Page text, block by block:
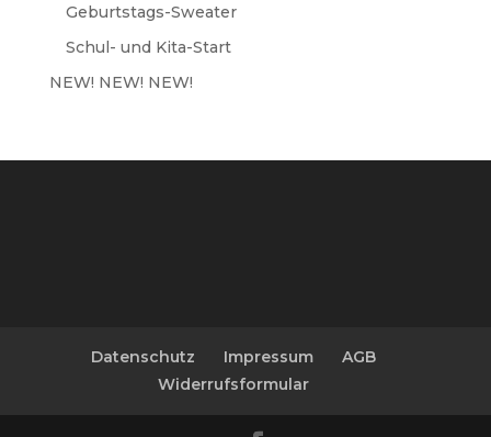
Geburtstags-Sweater
Schul- und Kita-Start
NEW! NEW! NEW!
Datenschutz Impressum
AGB
Widerrufsformular